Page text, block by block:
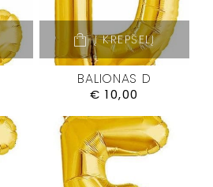
Į KREPŠELĮ
BALIONAS D
€ 10,00